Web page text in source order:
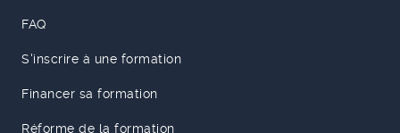
FAQ
S'inscrire à une formation
Financer sa formation
Réforme de la formation